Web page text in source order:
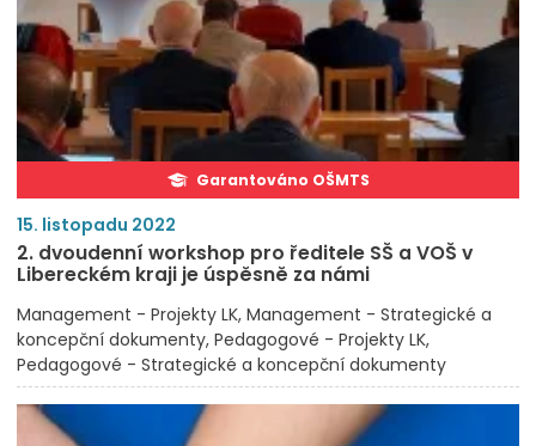
Garantováno OŠMTS
15. listopadu 2022
2. dvoudenní workshop pro ředitele SŠ a VOŠ v
Libereckém kraji je úspěsně za námi
Management - Projekty LK Management - Strategické a
koncepční dokumenty Pedagogové - Projekty LK
Pedagogové - Strategické a koncepční dokumenty